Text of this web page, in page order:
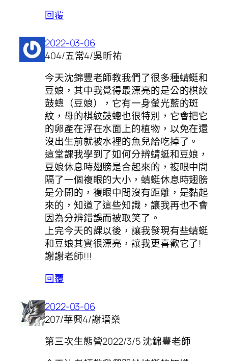
回覆
2022-03-06
404/五常4/吳昕祐
今天沈錦豐老師教我們了很多種蜻蜓和
豆娘，其中我覺得最漂亮的是公的棋紋
鼓蟌（豆娘），它有一身螢光藍的斑
紋，母的棋紋鼓蟌也很特別，它會把它
的卵產在浮在水面上的植物，以免在還
沒出生前就被水裡的魚兒給吃掉了。
這堂課我學到了如何分辨蜻蜓和豆娘，
豆娘休息時翅膀是合起來的，複眼中間
隔了一個複眼的大小，蜻蜓休息時翅膀
是分開的，複眼中間沒有距離，是黏起
來的，知道了這些知識，讓我再也不會
因為分辨錯誤而被取笑了。
上完今天的課以後，讓我發現有些蜻蜓
和豆娘其實很漂亮，讓我更喜歡它了!
謝謝老師!!!
回覆
2022-03-06
207/華興4/謝瑨燊
第三次生態營2022/3/5 沈錦豐老師